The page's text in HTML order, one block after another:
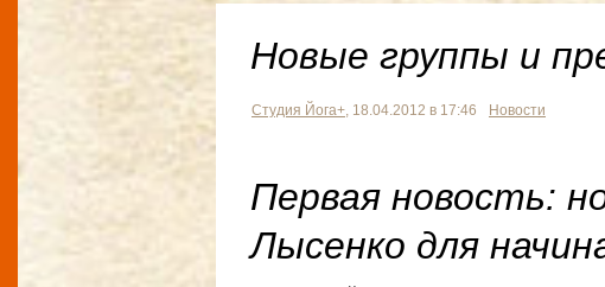
Новые группы и
Студия Йога+, 18.04.2012 в 17:46 Новости
Первая новость:
Лысенко для